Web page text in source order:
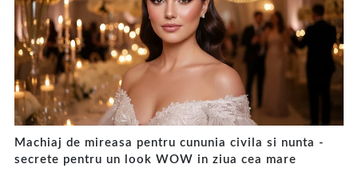
Machiaj de mireasa pentru cununia civila si nunta -
secrete pentru un look WOW in ziua cea mare